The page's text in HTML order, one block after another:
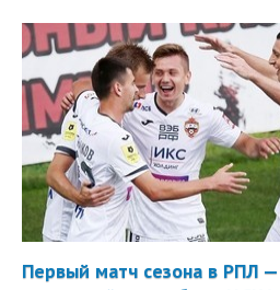
Первый матч сезона в РПЛ —